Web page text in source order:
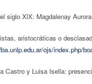
siglo XlX: Magdalenay
aristocráticas o
ojs/index.php/
Castro y Luisa Isella: